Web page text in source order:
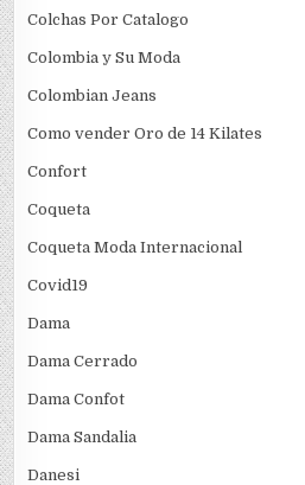
Colchas Por Catalogo
Colombia y Su Moda
Colombian Jeans
Como vender Oro de 14 Kilates
Confort
Coqueta
Coqueta Moda Internacional
Covid19
Dama
Dama Cerrado
Dama Confot
Dama Sandalia
Danesi